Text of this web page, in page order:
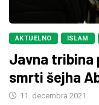
AKTUELNO ISLAM
Javna tribina
smrti šejha
11. decembra 2021.